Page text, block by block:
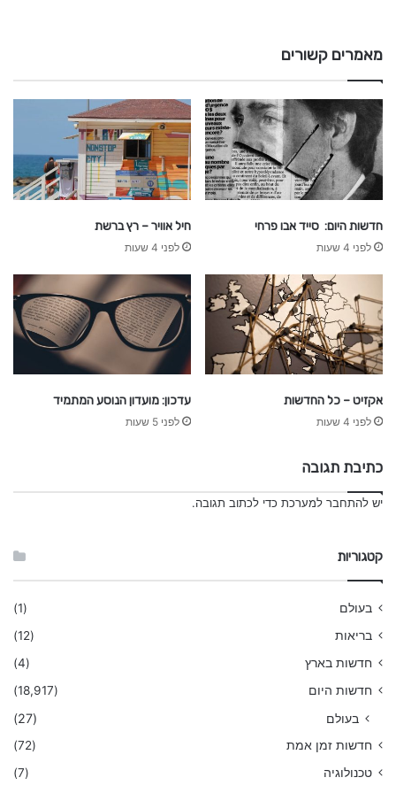
מאמרים קשורים
חדשות היום: סייד אבו פרחי
לפני 4 שעות
חיל אוויר – רץ ברשת
לפני 4 שעות
אקזיט – כל החדשות
לפני 4 שעות
עדכון: מועדון הנוסע המתמיד
לפני 5 שעות
כתיבת תגובה
יש להתחבר למערכת כדי לכתוב תגובה.
קטגוריות
בעולם
(1)
בריאות
(12)
חדשות בארץ
(4)
חדשות היום
(18,917)
בעולם (27)
חדשות זמן אמת
(72)
טכנולוגיה
(7)